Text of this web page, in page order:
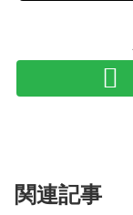
関連記事